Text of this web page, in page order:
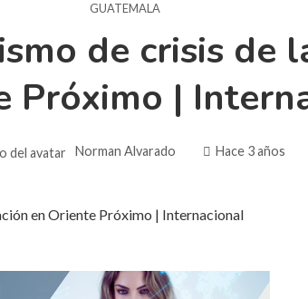
GUATEMALA
de crisis de
Próximo |
Norman Alvarado Hace 3 años